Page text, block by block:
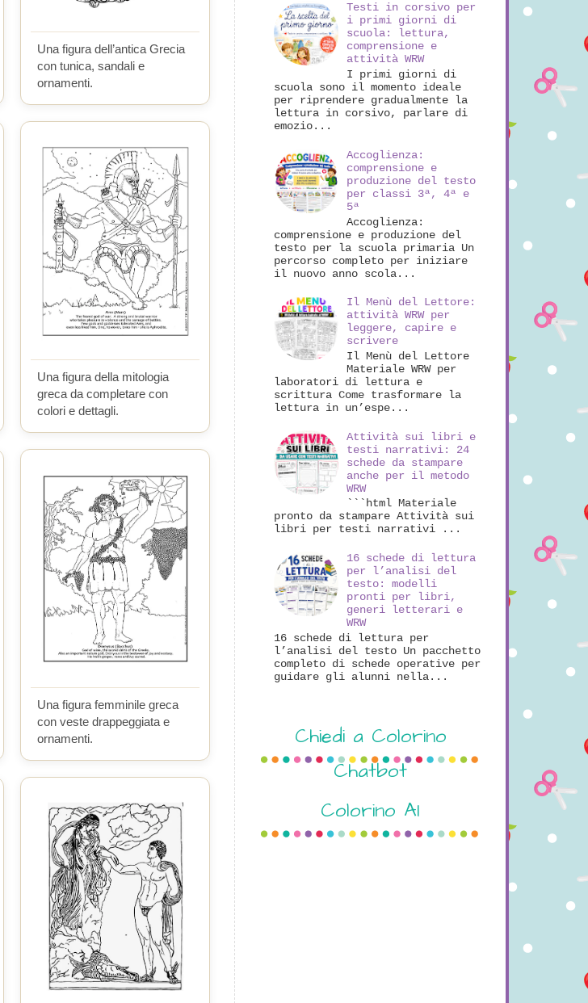
Una figura dell’antica Grecia
con tunica, sandali e
ornamenti.
Una figura della mitologia
greca da completare con
colori e dettagli.
Una figura femminile greca
con veste drappeggiata e
ornamenti.
Testi in corsivo per
i primi giorni di
scuola: lettura,
comprensione e
attività WRW
I primi giorni di
scuola sono il momento ideale
per riprendere gradualmente la
lettura in corsivo, parlare di
emozio...
Accoglienza:
comprensione e
produzione del testo
per classi 3ª, 4ª e
5ª
Accoglienza:
comprensione e produzione del
testo per la scuola primaria Un
percorso completo per iniziare
il nuovo anno scola...
Il Menù del Lettore:
attività WRW per
leggere, capire e
scrivere
Il Menù del Lettore
Materiale WRW per
laboratori di lettura e
scrittura Come trasformare la
lettura in un’espe...
Attività sui libri e
testi narrativi: 24
schede da stampare
anche per il metodo
WRW
```html Materiale
pronto da stampare Attività sui
libri per testi narrativi ...
16 schede di lettura
per l’analisi del
testo: modelli
pronti per libri,
generi letterari e
WRW
16 schede di lettura per
l’analisi del testo Un pacchetto
completo di schede operative per
guidare gli alunni nella...
Chiedi a Colorino
Chatbot
Colorino AI